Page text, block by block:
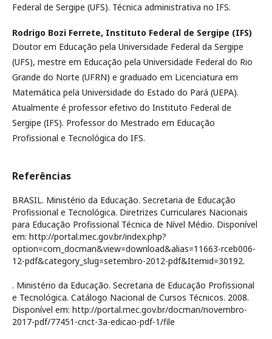
Federal de Sergipe (UFS). Técnica administrativa no IFS.
Rodrigo Bozi Ferrete, Instituto Federal de Sergipe (IFS)
Doutor em Educação pela Universidade Federal da Sergipe
(UFS), mestre em Educação pela Universidade Federal do Rio
Grande do Norte (UFRN) e graduado em Licenciatura em
Matemática pela Universidade do Estado do Pará (UEPA).
Atualmente é professor efetivo do Instituto Federal de
Sergipe (IFS). Professor do Mestrado em Educação
Profissional e Tecnológica do IFS.
Referências
BRASIL. Ministério da Educação. Secretaria de Educação
Profissional e Tecnológica. Diretrizes Curriculares Nacionais
para Educação Profissional Técnica de Nível Médio. Disponível
em: http://portal.mec.gov.br/index.php?
option=com_docman&view=download&alias=11663-rceb006-
12-pdf&category_slug=setembro-2012-pdf&Itemid=30192.
. Ministério da Educação. Secretaria de Educação Profissional
e Tecnológica. Catálogo Nacional de Cursos Técnicos. 2008.
Disponível em: http://portal.mec.gov.br/docman/novembro-
2017-pdf/77451-cnct-3a-edicao-pdf-1/file